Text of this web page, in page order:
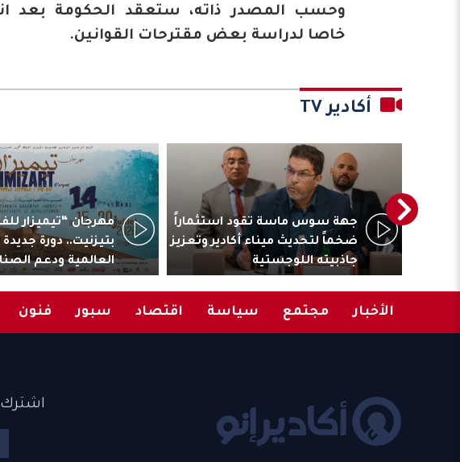
وحسب المصدر ذاته، ستعقد الحكومة بعد
خاصا لدراسة بعض مقترحات القوانين.
أكادير TV
جهة سوس ماسة تقود استثماراً
ضخماً لتحديث ميناء أكادير وتعزيز
جاذبيته اللوجستية
مهرجان “تيميزار
بتيزنيت.. دورة
العالمية ودعم
الأخبار مجتمع سياسة اقتصاد سبور فنون
اشترك